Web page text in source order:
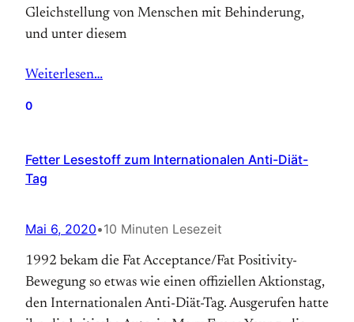
Gleichstellung von Menschen mit Behinderung,
und unter diesem
Weiterlesen…
0
Fetter Lesestoff zum Internationalen Anti-Diät-
Tag
Mai 6, 2020•10 Minuten Lesezeit
1992 bekam die Fat Acceptance/Fat Positivity-
Bewegung so etwas wie einen offiziellen Aktions­tag,
den Internationalen Anti-Diät-Tag. Aus­gerufen hatte